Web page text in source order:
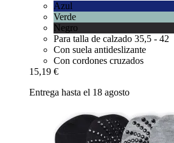
Azul
Verde
Negro
Para talla de calzado 35,5 - 42
Con suela antideslizante
Con cordones cruzados
15,19 €
Entrega hasta el 18 agosto